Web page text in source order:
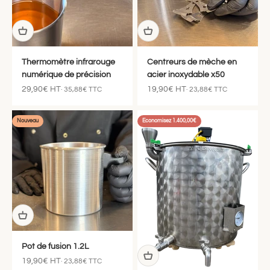
Thermomètre infrarouge
numérique de précision
Prix de vente
29,90€ HT· 35,88€ TTC
Centreurs de mèche en
acier inoxydable x50
Prix de vente
19,90€ HT· 23,88€ TTC
Nouveau
Pot de fusion 1.2L
Prix de vente
19,90€ HT· 23,88€ TTC
Economisez 1.400,00€